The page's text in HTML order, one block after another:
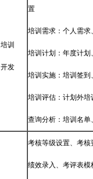
培训
开发
置
培训需求：个人需
培训计划：年度计
培训实施：培训签
培训评估：计划外
查询分析：培训名
考核等级设置、考
绩效录入、考评表